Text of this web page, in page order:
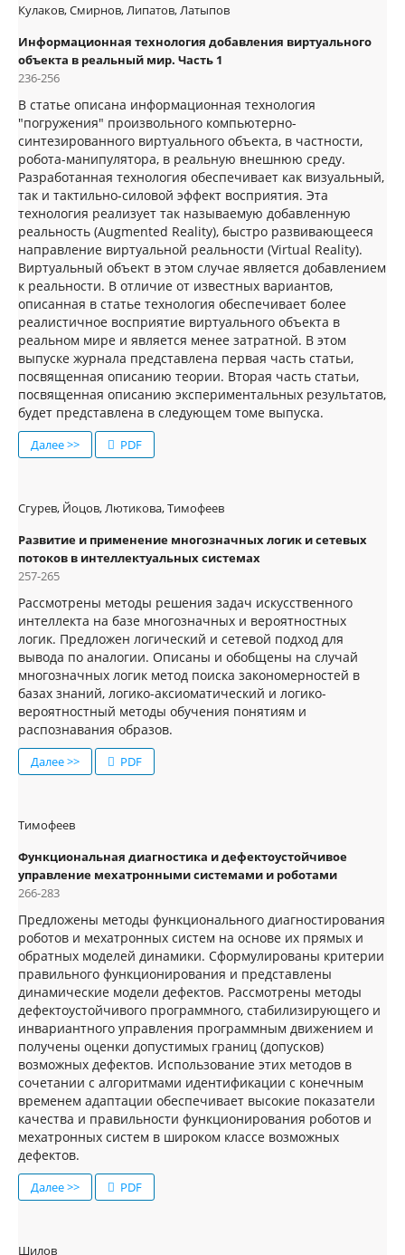
Кулаков, Смирнов, Липатов, Латыпов
Информационная технология добавления виртуального
объекта в реальный мир. Часть 1
236-256
В статье описана информационная технология
"погружения" произвольного компьютерно-
синтезированного виртуального объекта, в частности,
робота-манипулятора, в реальную внешнюю среду.
Разработанная технология обеспечивает как визуальный,
так и тактильно-силовой эффект восприятия. Эта
технология реализует так называемую добавленную
реальность (Augmented Reality), быстро развивающееся
направление виртуальной реальности (Virtual Reality).
Виртуальный объект в этом случае является добавлением
к реальности. В отличие от известных вариантов,
описанная в статье технология обеспечивает более
реалистичное восприятие виртуального объекта в
реальном мире и является менее затратной. В этом
выпуске журнала представлена первая часть статьи,
посвященная описанию теории. Вторая часть статьи,
посвященная описанию экспериментальных результатов,
будет представлена в следующем томе выпуска.
Далее >> PDF
Сгурев, Йоцов, Лютикова, Тимофеев
Развитие и применение многозначных логик и сетевых
потоков в интеллектуальных системах
257-265
Рассмотрены методы решения задач искусственного
интеллекта на базе многозначных и вероятностных
логик. Предложен логический и сетевой подход для
вывода по аналогии. Описаны и обобщены на случай
многозначных логик метод поиска закономерностей в
базах знаний, логико-аксиоматический и логико-
вероятностный методы обучения понятиям и
распознавания образов.
Далее >> PDF
Тимофеев
Функциональная диагностика и дефектоустойчивое
управление мехатронными системами и роботами
266-283
Предложены методы функционального диагностирования
роботов и мехатронных систем на основе их прямых и
обратных моделей динамики. Сформулированы критерии
правильного функционирования и представлены
динамические модели дефектов. Рассмотрены методы
дефектоустойчивого программного, стабилизирующего и
инвариантного управления программным движением и
получены оценки допустимых границ (допусков)
возможных дефектов. Использование этих методов в
сочетании с алгоритмами идентификации с конечным
временем адаптации обеспечивает высокие показатели
качества и правильности функционирования роботов и
мехатронных систем в широком классе возможных
дефектов.
Далее >> PDF
Шилов